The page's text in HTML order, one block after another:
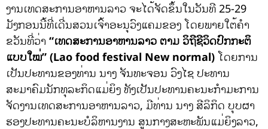
ງານເທດສະການອາຫານລາວ ຈະໄດ້ຈັດຂຶ້ນໃນວັນທີ 25-29
ມັງກອນນີ້ທີ່ເດີ່ນສວນເຈົ້າອະນຸວົງແຄມຂອງ ໂດຍພາຍໃຕ້ຄໍາ
ຂວັນທີ່ວ່າ “ເທດສະການອາຫານລາວ ຕາມ ວິຖີຊີວິດປົກກະຕິ
ແບບໃໝ່” (Lao food festival New normal) ໂດຍການ
ເປັນປະທານຂອງທ່ານ ນາງ ຈັນທະຈອນ ວົງໄຊ ປະທານ
ສະມາຄົມນັກທຸລະກິດແມ່ຍິງ ທັງເປັນປະທານຄະນະກໍາມະການ
ຈັດງານເທດສະການອາຫານລາວ, ມີທ່ານ ນາງ ສີລິກິດ ບຸບຜາ
ຮອງປະທານຄະນະບໍລິຫານງານ ສູນກາງສະຫະພັນແມ່ຍິງລາວ,